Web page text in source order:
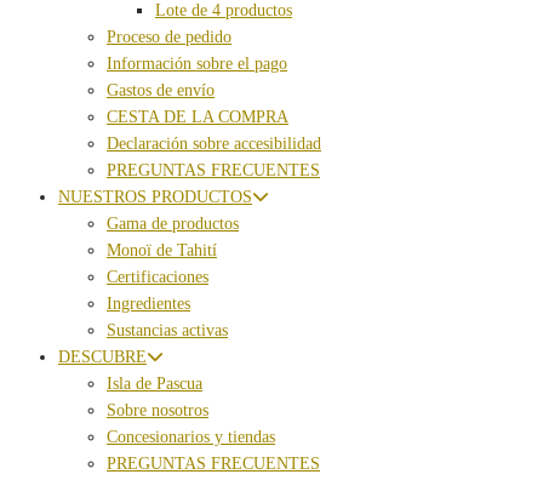
Lote de 4 productos
Proceso de pedido
Información sobre el pago
Gastos de envío
CESTA DE LA COMPRA
Declaración sobre accesibilidad
PREGUNTAS FRECUENTES
NUESTROS PRODUCTOS
Gama de productos
Monoï de Tahití
Certificaciones
Ingredientes
Sustancias activas
DESCUBRE
Isla de Pascua
Sobre nosotros
Concesionarios y tiendas
PREGUNTAS FRECUENTES